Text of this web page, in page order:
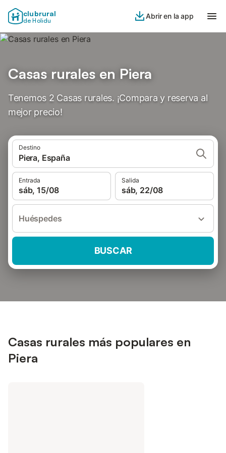
clubrural
de Holidu
Abrir en la app
Casas rurales en Piera
Tenemos 2 Casas rurales. ¡Compara y reserva al
mejor precio!
Destino
Piera, España
Entrada
sáb, 15/08
Salida
sáb, 22/08
Huéspedes
BUSCAR
Casas rurales más populares en
Piera